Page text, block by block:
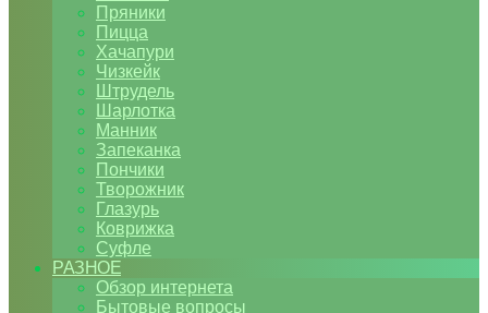
Пряники
Пицца
Хачапури
Чизкейк
Штрудель
Шарлотка
Манник
Запеканка
Пончики
Творожник
Глазурь
Коврижка
Суфле
РАЗНОЕ
Обзор интернета
Бытовые вопросы